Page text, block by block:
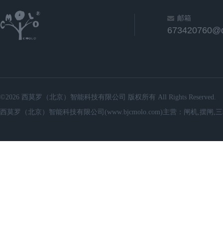
邮箱
©2026 西莫罗（北京）智能科技有限公司 版权所有 All Rights Reserved.
西莫罗（北京）智能科技有限公司(www.bjcmolo.com)主营：闸机,摆闸,